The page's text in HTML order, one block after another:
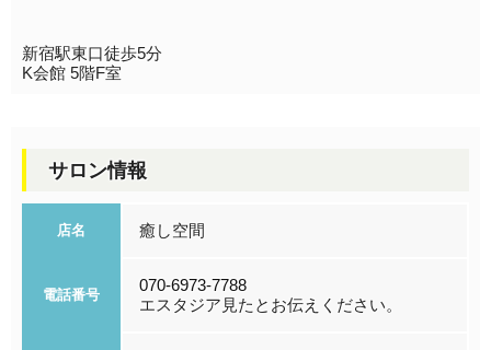
新宿駅東口徒歩5分
K会館 5階F室
サロン情報
店名 癒し空間
電話番号
070-6973-7788
エスタジア見たとお伝えください。